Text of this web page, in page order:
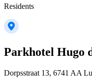
Residents
Parkhotel Hugo
Dorpsstraat 13, 6741 AA